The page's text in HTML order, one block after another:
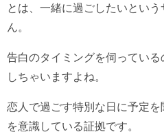
とは、一緒に過ごしたいとい
ん。
告白のタイミングを伺ってい
しちゃいますよね。
恋人で過ごす特別な日に予定
を意識している証拠です。